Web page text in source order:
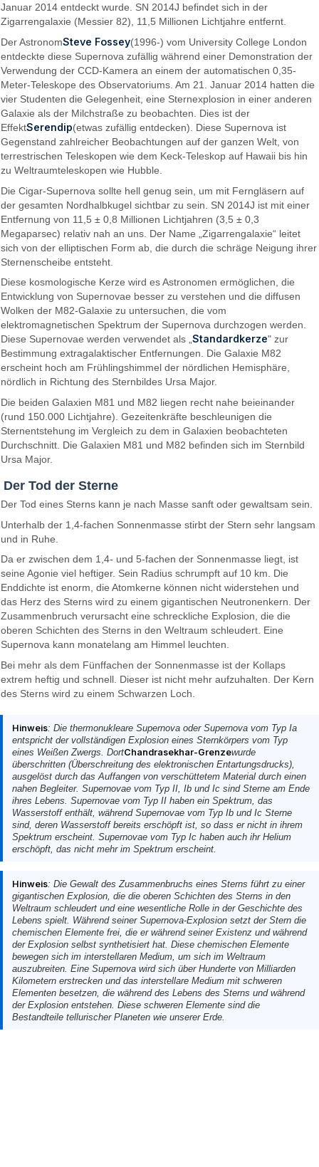
Januar 2014 entdeckt wurde. SN 2014J befindet sich in der
Zigarrengalaxie (Messier 82), 11,5 Millionen Lichtjahre entfernt.
Der AstronomSteve Fossey(1996-) vom University College London
entdeckte diese Supernova zufällig während einer Demonstration der
Verwendung der CCD-Kamera an einem der automatischen 0,35-
Meter-Teleskope des Observatoriums. Am 21. Januar 2014 hatten die
vier Studenten die Gelegenheit, eine Sternexplosion in einer anderen
Galaxie als der Milchstraße zu beobachten. Dies ist der
EffektSerendip(etwas zufällig entdecken). Diese Supernova ist
Gegenstand zahlreicher Beobachtungen auf der ganzen Welt, von
terrestrischen Teleskopen wie dem Keck-Teleskop auf Hawaii bis hin
zu Weltraumteleskopen wie Hubble.
Die Cigar-Supernova sollte hell genug sein, um mit Ferngläsern auf
der gesamten Nordhalbkugel sichtbar zu sein. SN 2014J ist mit einer
Entfernung von 11,5 ± 0,8 Millionen Lichtjahren (3,5 ± 0,3
Megaparsec) relativ nah an uns. Der Name „Zigarrengalaxie“ leitet
sich von der elliptischen Form ab, die durch die schräge Neigung ihrer
Sternenscheibe entsteht.
Diese kosmologische Kerze wird es Astronomen ermöglichen, die
Entwicklung von Supernovae besser zu verstehen und die diffusen
Wolken der M82-Galaxie zu untersuchen, die vom
elektromagnetischen Spektrum der Supernova durchzogen werden.
Diese Supernovae werden verwendet als „Standardkerze" zur
Bestimmung extragalaktischer Entfernungen. Die Galaxie M82
erscheint hoch am Frühlingshimmel der nördlichen Hemisphäre,
nördlich in Richtung des Sternbildes Ursa Major.
Die beiden Galaxien M81 und M82 liegen recht nahe beieinander
(rund 150.000 Lichtjahre). Gezeitenkräfte beschleunigen die
Sternentstehung im Vergleich zu dem in Galaxien beobachteten
Durchschnitt. Die Galaxien M81 und M82 befinden sich im Sternbild
Ursa Major.
Der Tod der Sterne
Der Tod eines Sterns kann je nach Masse sanft oder gewaltsam sein.
Unterhalb der 1,4-fachen Sonnenmasse stirbt der Stern sehr langsam
und in Ruhe.
Da er zwischen dem 1,4- und 5-fachen der Sonnenmasse liegt, ist
seine Agonie viel heftiger. Sein Radius schrumpft auf 10 km. Die
Enddichte ist enorm, die Atomkerne können nicht widerstehen und
das Herz des Sterns wird zu einem gigantischen Neutronenkern. Der
Zusammenbruch verursacht eine schreckliche Explosion, die die
oberen Schichten des Sterns in den Weltraum schleudert. Eine
Supernova kann monatelang am Himmel leuchten.
Bei mehr als dem Fünffachen der Sonnenmasse ist der Kollaps
extrem heftig und schnell. Dieser ist nicht mehr aufzuhalten. Der Kern
des Sterns wird zu einem Schwarzen Loch.
Hinweis: Die thermonukleare Supernova oder Supernova vom Typ Ia
entspricht der vollständigen Explosion eines Sternkörpers vom Typ
eines Weißen Zwergs. DortChandrasekhar-Grenzewurde
überschritten (Überschreitung des elektronischen Entartungsdrucks),
ausgelöst durch das Auffangen von verschüttetem Material durch einen
nahen Begleiter. Supernovae vom Typ II, Ib und Ic sind Sterne am Ende
ihres Lebens. Supernovae vom Typ II haben ein Spektrum, das
Wasserstoff enthält, während Supernovae vom Typ Ib und Ic Sterne
sind, deren Wasserstoff bereits erschöpft ist, so dass er nicht in ihrem
Spektrum erscheint. Supernovae vom Typ Ic haben auch ihr Helium
erschöpft, das nicht mehr im Spektrum erscheint.
Hinweis: Die Gewalt des Zusammenbruchs eines Sterns führt zu einer
gigantischen Explosion, die die oberen Schichten des Sterns in den
Weltraum schleudert und eine wesentliche Rolle in der Geschichte des
Lebens spielt. Während seiner Supernova-Explosion setzt der Stern die
chemischen Elemente frei, die er während seiner Existenz und während
der Explosion selbst synthetisiert hat. Diese chemischen Elemente
bewegen sich im interstellaren Medium, um sich im Weltraum
auszubreiten. Eine Supernova wird sich über Hunderte von Milliarden
Kilometern erstrecken und das interstellare Medium mit schweren
Elementen besetzen, die während des Lebens des Sterns und während
der Explosion entstehen. Diese schweren Elemente sind die
Bestandteile tellurischer Planeten wie unserer Erde.